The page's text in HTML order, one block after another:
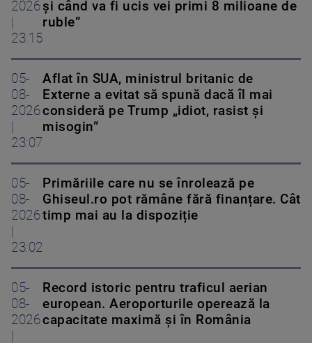
2026
23:15
și când va fi ucis vei primi 8 milioane de
ruble”
05-
08-
2026
23:07
Aflat în SUA, ministrul britanic de
Externe a evitat să spună dacă îl mai
consideră pe Trump „idiot, rasist și
misogin”
05-
08-
2026
23:02
Primăriile care nu se înrolează pe
Ghiseul.ro pot rămâne fără finanțare. Cât
timp mai au la dispoziție
05-
08-
2026
Record istoric pentru traficul aerian
european. Aeroporturile operează la
capacitate maximă și în România